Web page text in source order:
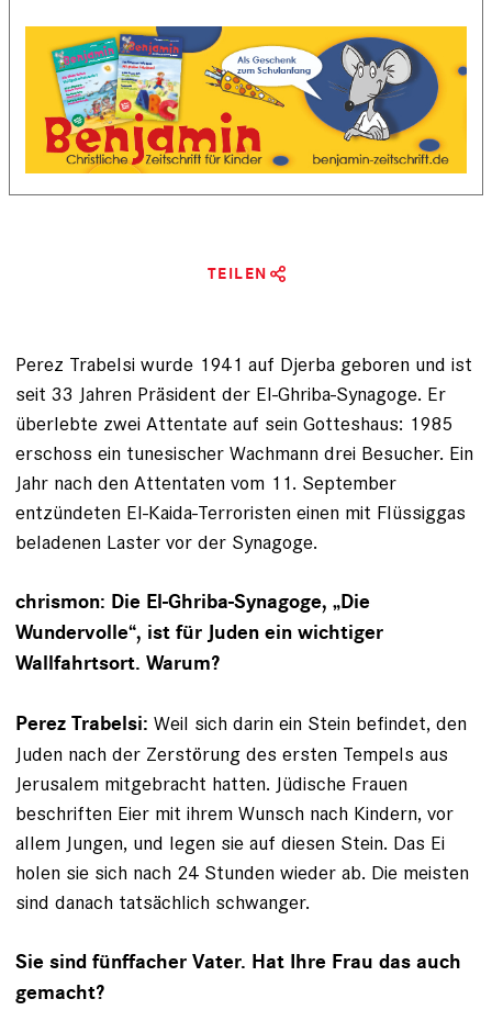
TEILEN
Perez Trabelsi wurde 1941 auf Djerba geboren und ist
seit 33 Jahren Präsident der El-Ghriba-Synagoge. Er
überlebte zwei Attentate auf sein Gotteshaus: 1985
erschoss ein tunesischer Wachmann drei Besucher. Ein
Jahr nach den Attentaten vom 11. September
entzündeten El-Kaida-Terroristen einen mit Flüssiggas
beladenen Laster vor der Synagoge.
chrismon: Die El-Ghriba-Synagoge, „Die
Wundervolle“, ist für Juden ein wichtiger
Wallfahrtsort. Warum?
Perez Trabelsi: Weil sich darin ein Stein befindet, den
Juden nach der Zerstörung des ersten Tempels aus
Jerusalem mitgebracht hatten. Jüdische Frauen
beschriften Eier mit ihrem Wunsch nach Kindern, vor
allem Jungen, und legen sie auf diesen Stein. Das Ei
holen sie sich nach 24 Stunden wieder ab. Die meisten
sind danach tatsächlich schwanger.
Sie sind fünffacher Vater. Hat Ihre Frau das auch
gemacht?